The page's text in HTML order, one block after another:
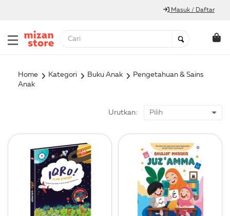
Masuk / Daftar
Home Kategori Buku Anak
Pengetahuan & Sains
Anak
Urutkan: